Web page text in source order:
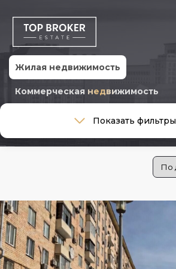
Жилая недвижимость
Коммерческая недвижимость
Тип сделки
Стоимость
Цена:2 900 000 ₽—950 000 000 ₽
Показать фильтры